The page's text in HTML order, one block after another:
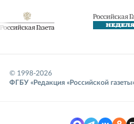
© 1998-2026
ФГБУ «Редакция «Российской